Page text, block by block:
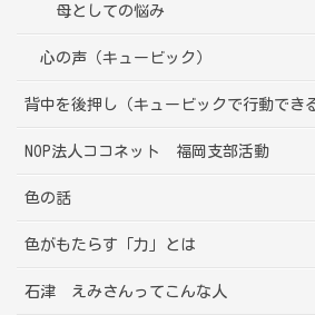
母としての悩み
心の声（キュービック）
背中を後押し（キュービックで行動でき
NOP法人ココネット 福岡支部活動
色の話
色がもたらす「力」とは
石津 えみさんってこんな人